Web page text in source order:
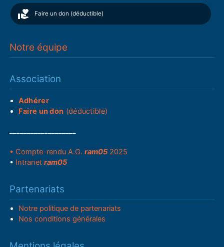
Faire un don (déductible)
Notre équipe
Association
Adhérer
Faire un don (déductible)
• Compte-rendu A.G.ram05 2025
• Intranetram05
Partenariats
Notre politique de partenariats
Nos conditions générales